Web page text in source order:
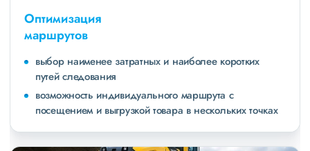
Оптимизация
маршрутов
выбор наименее затратных и наиболее коротких
путей следования
возможность индивидуального маршрута с
посещением и выгрузкой товара в нескольких точках